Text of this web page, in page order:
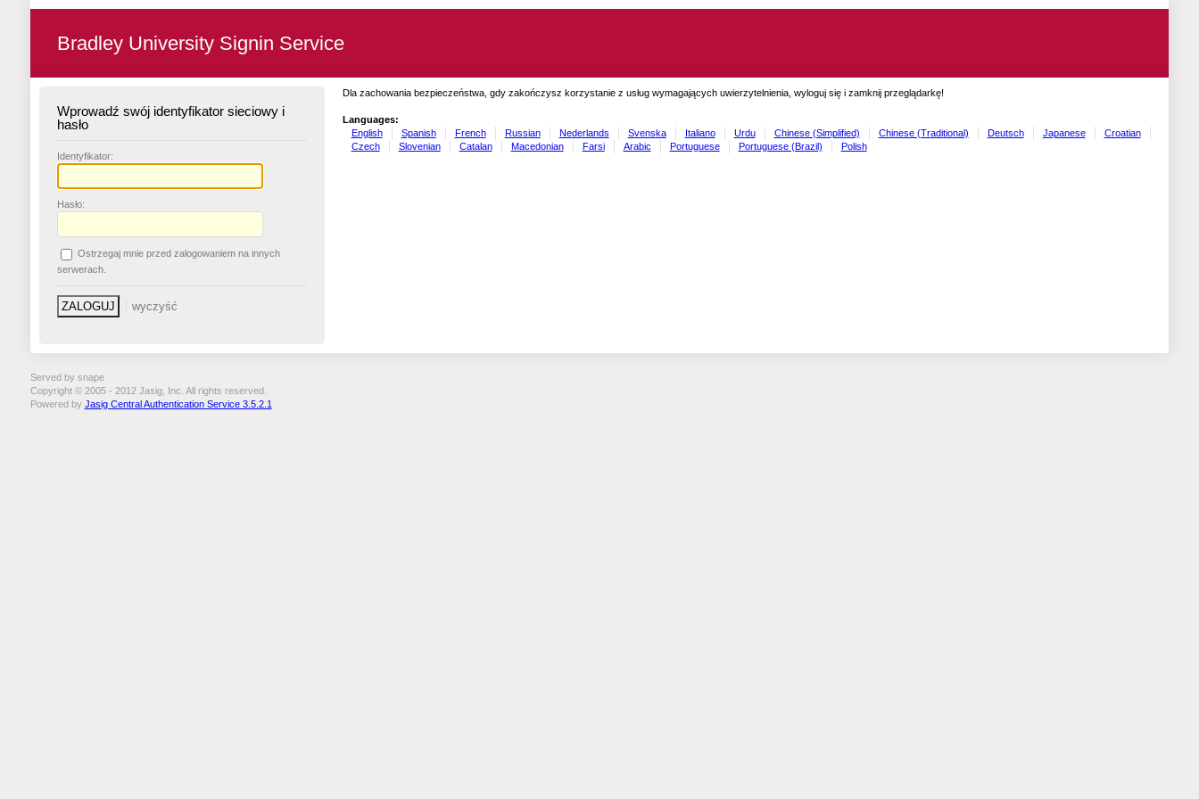
Bradley University Signin Service
Wprowadź swój identyfikator sieciowy i
hasło
Identyfikator:
Hasło:
Ostrzegaj mnie przed zalogowaniem na innych
serwerach.
Dla zachowania bezpieczeństwa, gdy zakończysz korzystanie z usług wymagających uwierzytelnienia, wyloguj się i zamknij przeglądarkę!
Languages:
English
Spanish French Russian Nederlands Svenska Italiano Urdu Chinese (Simplified) Chinese (Traditional) Deutsch Japanese
Croatian
Czech
Slovenian Catalan Macedonian Farsi Arabic Portuguese Portuguese (Brazil) Polish
Served by snape
Copyright © 2005 - 2012 Jasig, Inc. All rights reserved.
Powered by Jasig Central Authentication Service 3.5.2.1